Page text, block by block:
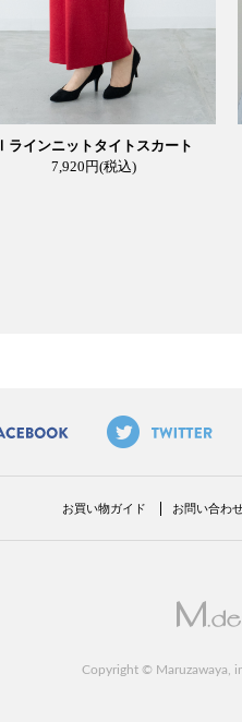
Ⅰラインニットタイトスカート
7,920円(税込)
お買い物ガイド お問い合わ
Copyright © Maruzawaya,